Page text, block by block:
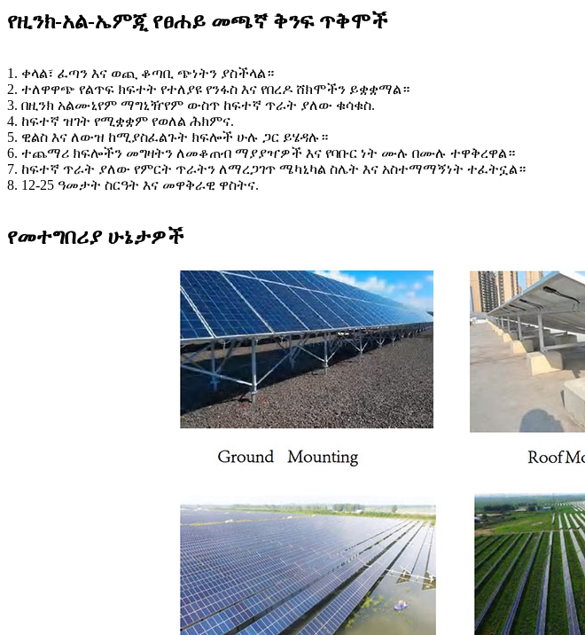
የዚንክ-አል-ኤምጂ የፀሐይ መጫኛ ቅንፍ ጥቅሞች
1. ቀላል፣ ፈጣን እና ወጪ ቆጣቢ ጭነትን ያስችላል።
2. ተለዋዋጭ የልጥፍ ክፍተት የተለያዩ የንፋስ እና የበረዶ ሸክሞችን ይቋቋማል።
3. በዚንክ አልሙኒየም ማግኒዥየም ውስጥ ከፍተኛ ጥራት ያለው ቁሳቁስ.
4. ከፍተኛ ዝገት የሚቋቋም የወለል ሕክምና.
5. ዊልስ እና ለውዝ ከሚያስፈልጉት ክፍሎች ሁሉ ጋር ይሄዳሉ።
6. ተጨማሪ ክፍሎችን መግዛትን ለመቆጠብ ማያያዣዎች እና የባቡር ነት ሙሉ በሙሉ ተዋቅረዋል።
7. ከፍተኛ ጥራት ያለው የምርት ጥራትን ለማረጋገጥ ሜካኒካል ስሌት እና አስተማማኝነት ተፈትኗል።
8. 12-25 ዓመታት ስርዓት እና መዋቅራዊ ዋስትና.
የመተግበሪያ ሁኔታዎች